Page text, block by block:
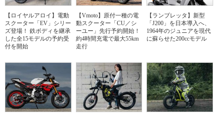
【ロイヤルアロイ】電動
スクーター「EV」シリー
ズ登場！ 鉄ボディを継承
した全15モデルの予約受
付を開始
【Vmoto】原付一種の電
動スクーター「CU／シ
ーユー」先行予約開始！
約4時間充電で最大55km
走行
【ランブレッタ】新型
「J200」を日本導入へ、
1964年のジュニアを現代
に蘇らせた200ccモデル